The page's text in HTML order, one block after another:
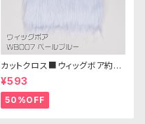
カットクロス■ウィッグボア約8c
m(ペールブルー)WB007ボア
生地 25cm × 45cm
¥593
50%OFF